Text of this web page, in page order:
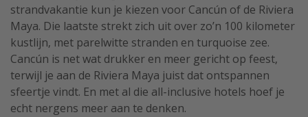
strandvakantie kun je kiezen voor Cancún of de Riviera
Maya. Die laatste strekt zich uit over zo’n 100 kilometer
kustlijn, met parelwitte stranden en turquoise zee.
Cancún is net wat drukker en meer gericht op feest,
terwijl je aan de Riviera Maya juist dat ontspannen
sfeertje vindt. En met al die all-inclusive hotels hoef je
echt nergens meer aan te denken.